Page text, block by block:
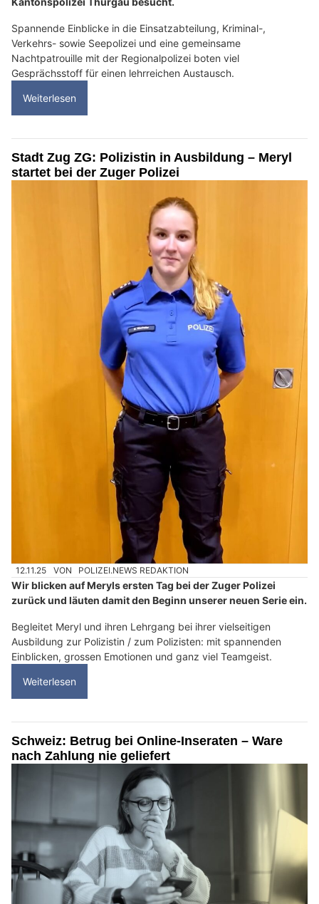
Spannende Einblicke in die Einsatzabteilung, Kriminal-,
Verkehrs- sowie Seepolizei und eine gemeinsame
Nachtpatrouille mit der Regionalpolizei boten viel
Gesprächsstoff für einen lehrreichen Austausch.
Weiterlesen
Stadt Zug ZG: Polizistin in Ausbildung – Meryl
startet bei der Zuger Polizei
12.11.25 VON POLIZEI.NEWS REDAKTION
Wir blicken auf Meryls ersten Tag bei der Zuger Polizei
zurück und läuten damit den Beginn unserer neuen Serie ein.
Begleitet Meryl und ihren Lehrgang bei ihrer vielseitigen
Ausbildung zur Polizistin / zum Polizisten: mit spannenden
Einblicken, grossen Emotionen und ganz viel Teamgeist.
Weiterlesen
Schweiz: Betrug bei Online-Inseraten – Ware
nach Zahlung nie geliefert